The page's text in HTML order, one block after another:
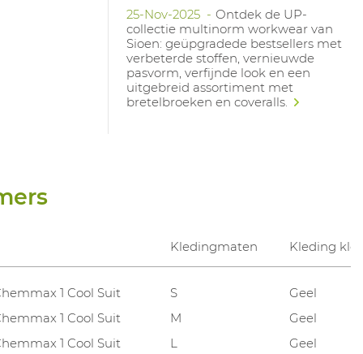
25-Nov-2025
Ontdek de UP-
collectie multinorm workwear van
Sioen: geüpgradede bestsellers met
verbeterde stoffen, vernieuwde
pasvorm, verfijnde look en een
uitgebreid assortiment met
bretelbroeken en coveralls.
Kledingmaten Kleding
1 Cool Suit S
Geel
1 Cool Suit M
Geel
1 Cool Suit L
Geel